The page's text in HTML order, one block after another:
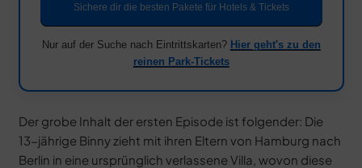
Sichere dir die besten Pakete für Hotels & Tickets
Nur auf der Suche nach Eintrittskarten? Hier geht's zu den
reinen Park-Tickets
Der grobe Inhalt der ersten Episode ist folgender: Die
13-jährige Binny zieht mit ihren Eltern von Hamburg nach
Berlin in eine ursprünglich verlassene Villa, wovon diese